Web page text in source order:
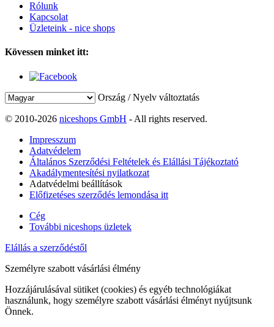
Rólunk
Kapcsolat
Üzleteink - nice shops
Kövessen minket itt:
Ország / Nyelv változtatás
© 2010-2026 niceshops GmbH - All rights reserved.
Impresszum
Adatvédelem
Általános Szerződési Feltételek és Elállási Tájékoztató
Akadálymentesítési nyilatkozat
Adatvédelmi beállítások
Előfizetéses szerződés lemondása itt
Cég
További niceshops üzletek
Elállás a szerződéstől
Személyre szabott vásárlási élmény
Hozzájárulásával sütiket (cookies) és egyéb technológiákat
használunk, hogy személyre szabott vásárlási élményt nyújtsunk
Önnek.